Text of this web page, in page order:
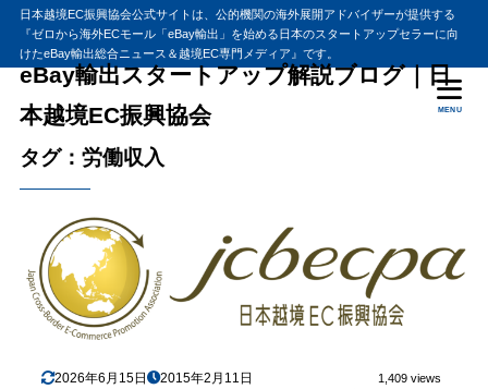
日本越境EC振興協会公式サイトは、公的機関の海外展開アドバイザーが提供する
『ゼロから海外ECモール「eBay輸出」を始める日本のスタートアップセラーに向
けたeBay輸出総合ニュース＆越境EC専門メディア』です。
eBay輸出スタートアップ解説ブログ｜日
本越境EC振興協会
MENU
タグ：労働収入
2026年6月15日 2015年2月11日 1,409 views